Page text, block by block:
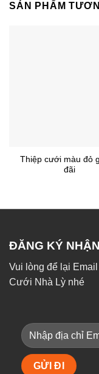
SẢN PHẨM
Thiệp cưới màu đỏ
đãi
ĐĂNG KÝ
Vui lòng để lại
Cưới Nhà Lỳ nhé